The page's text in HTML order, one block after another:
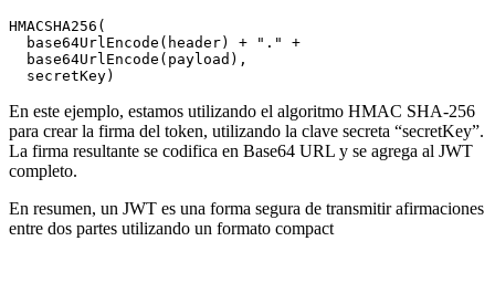
HMACSHA256(
  base64UrlEncode(header) + "." +
  base64UrlEncode(payload),
En este ejemplo, estamos utilizando el algoritmo HMAC SHA-256
para crear la firma del token, utilizando la clave secreta “secretKey”.
La firma resultante se codifica en Base64 URL y se agrega al JWT
completo.
En resumen, un JWT es una forma segura de transmitir afirmaciones
entre dos partes utilizando un formato compact